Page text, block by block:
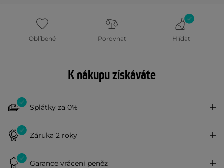
Oblíbené Porovnat Hlídat
K nákupu získáváte
Splátky za 0%
Záruka 2 roky
Garance vrácení peněz